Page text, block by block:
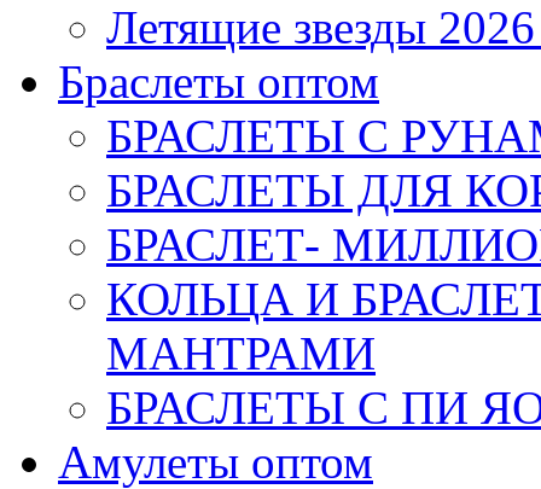
Летящие звезды
Браслеты оптом
БРАСЛЕТЫ С
БРАСЛЕТЫ ДЛЯ
БРАСЛЕТ-
КОЛЬЦА И
МАНТРАМИ
БРАСЛЕТЫ С ПИ
Амулеты оптом